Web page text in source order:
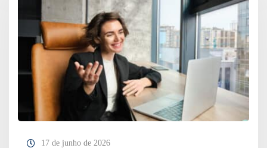
17 de junho de 2026